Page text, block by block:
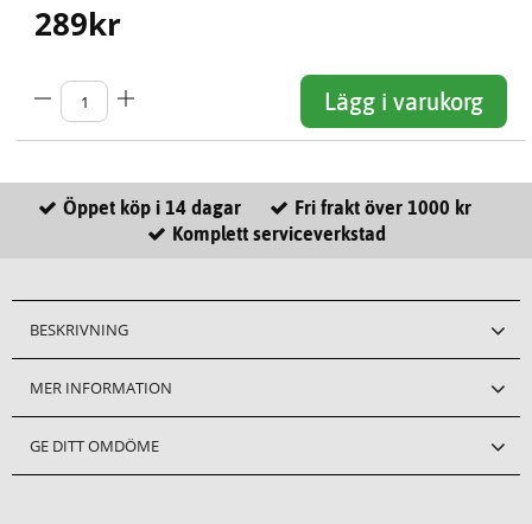
289kr
Lägg i varukorg
Öppet köp i 14 dagar
Fri frakt över 1000 kr
Komplett serviceverkstad
BESKRIVNING
MER INFORMATION
GE DITT OMDÖME